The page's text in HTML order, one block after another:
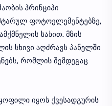
პრინციპი
ფოტოელემენტებზე,
სახით. მზის
სხივი აღძრავს პანელში
რომლის შემდეგაც
იყოს ქვესადგურის